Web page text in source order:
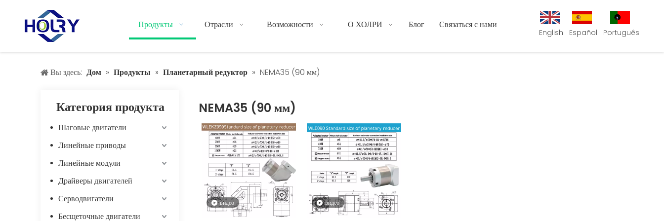
Продукты Отрасли Возможности О ХОЛРИ Блог Связаться с нами
English Español Português
Вы здесь: Дом » Продукты » Планетарный редуктор » NEMA35 (90 мм)
Категория продукта
Шаговые двигатели
Линейные приводы
Линейные модули
Драйверы двигателей
Серводвигатели
Бесщеточные двигатели
NEMA35 (90 мм)
видео видео